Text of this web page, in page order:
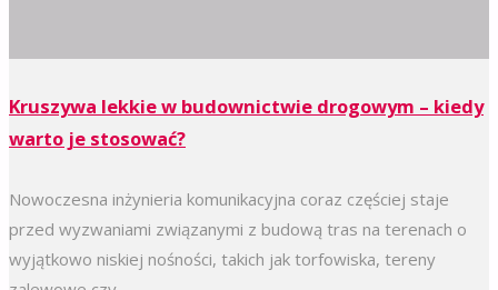
Kruszywa lekkie w budownictwie drogowym – kiedy
warto je stosować?
Nowoczesna inżynieria komunikacyjna coraz częściej staje
przed wyzwaniami związanymi z budową tras na terenach o
wyjątkowo niskiej nośności, takich jak torfowiska, tereny